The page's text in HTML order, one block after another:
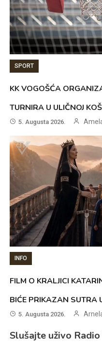
SPORT
KK VOGOŠĆA
TURNIRA U ULIČNOJ
5. Augusta 2026.
INFO
FILM O KRALJICI
BIĆE PRIKAZAN SUTRA
5. Augusta 2026.
Slušajte uživo